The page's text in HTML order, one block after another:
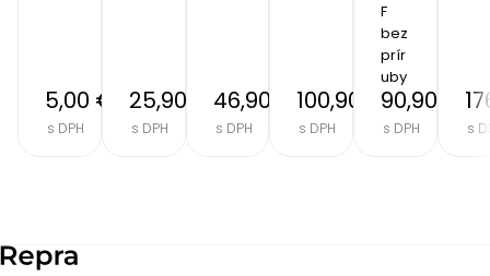
5,00 €
s DPH
25,90 €
s DPH
46,90 €
s DPH
100,90 €
s DPH
F
bez
prír
uby
90,90 €
s DPH s